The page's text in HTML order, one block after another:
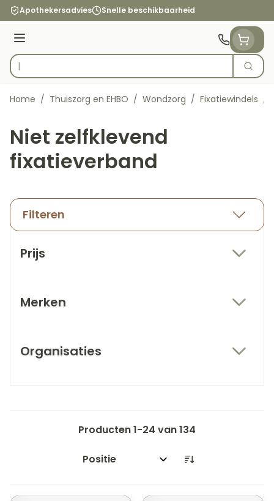
Ga naar de inhoud
Apothekersadvies Snelle beschikbaarheid
Menu
Product, merk, categorie...
Zoek
Home / Thuiszorg en EHBO / Wondzorg / Fixatiewindels /
Niet zelfklevend
fixatieverband
Filteren
Prijs
Merken
Organisaties
Producten1-24 van134
Sorteer op: